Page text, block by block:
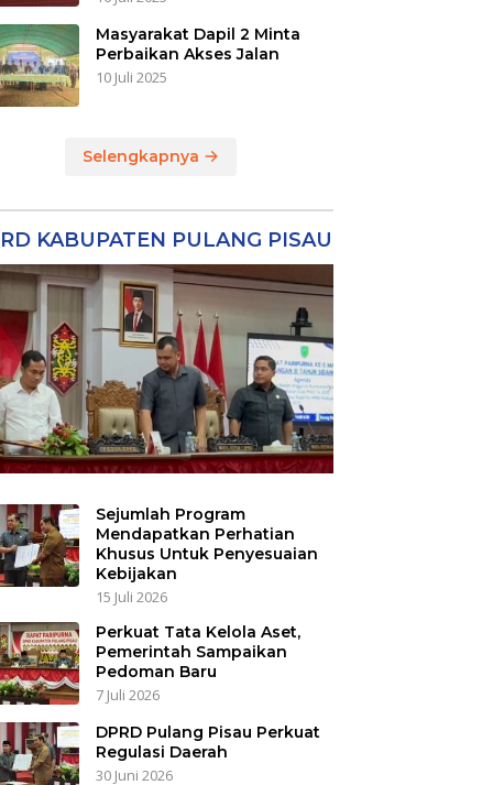
Masyarakat Dapil 2 Minta
Perbaikan Akses Jalan
10 Juli 2025
Selengkapnya
KABUPATEN PULANG PISAU
Sejumlah Program
Mendapatkan Perhatian
Khusus Untuk Penyesuaian
Kebijakan
15 Juli 2026
Perkuat Tata Kelola Aset,
Pemerintah Sampaikan
Pedoman Baru
7 Juli 2026
DPRD Pulang Pisau Perkuat
Regulasi Daerah
30 Juni 2026